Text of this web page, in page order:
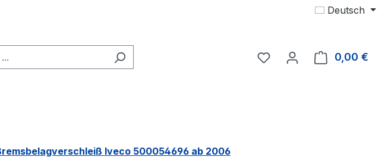
Deutsch
Du hast 0 Produkte auf
0,00 €
Iveco 500054696 ab 2006